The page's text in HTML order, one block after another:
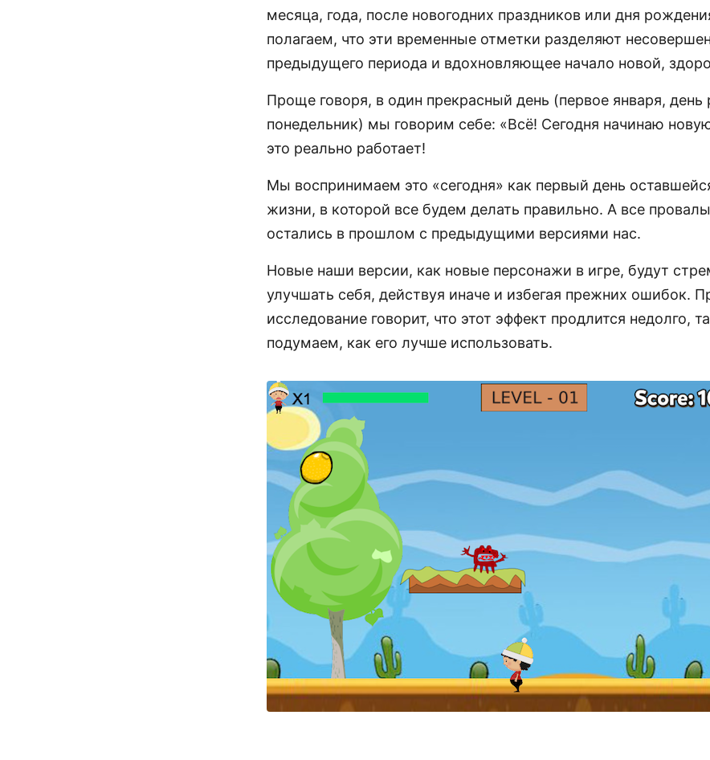
месяца, года, после новогодних праздников или дня
полагаем, что эти временные отметки разделяют
предыдущего периода и вдохновляющее начало новой,
Проще говоря, в один прекрасный день (первое января, день
понедельник) мы говорим себе: «Всё! Сегодня начинаю
это реально работает!
Мы воспринимаем это «сегодня» как первый день
жизни, в которой все будем делать правильно. А все
остались в прошлом с предыдущими версиями нас.
Новые наши версии, как новые персонажи в игре, будут
улучшать себя, действуя иначе и избегая прежних ошибок.
исследование говорит, что этот эффект продлится недолго,
подумаем, как его лучше использовать.